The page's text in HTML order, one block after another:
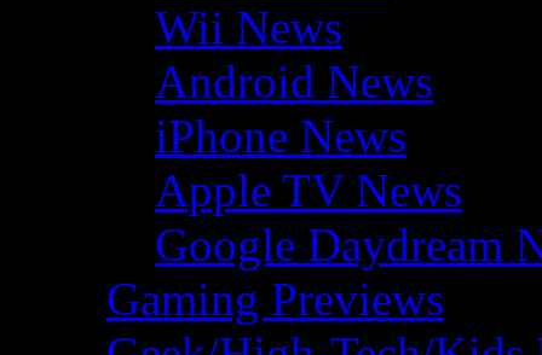
Wii News
Android News
iPhone News
Apple TV News
Google Daydream
Gaming Previews